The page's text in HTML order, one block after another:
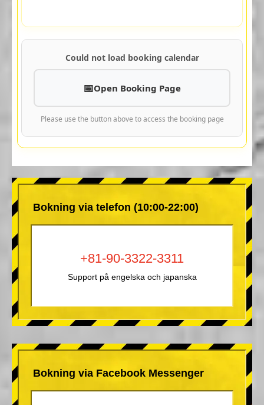
Could not load booking calendar
Open Booking Page
Please use the button above to access the booking page
Bokning via telefon (10:00-22:00)
+81-90-3322-3311
Support på engelska och japanska
Bokning via Facebook Messenger